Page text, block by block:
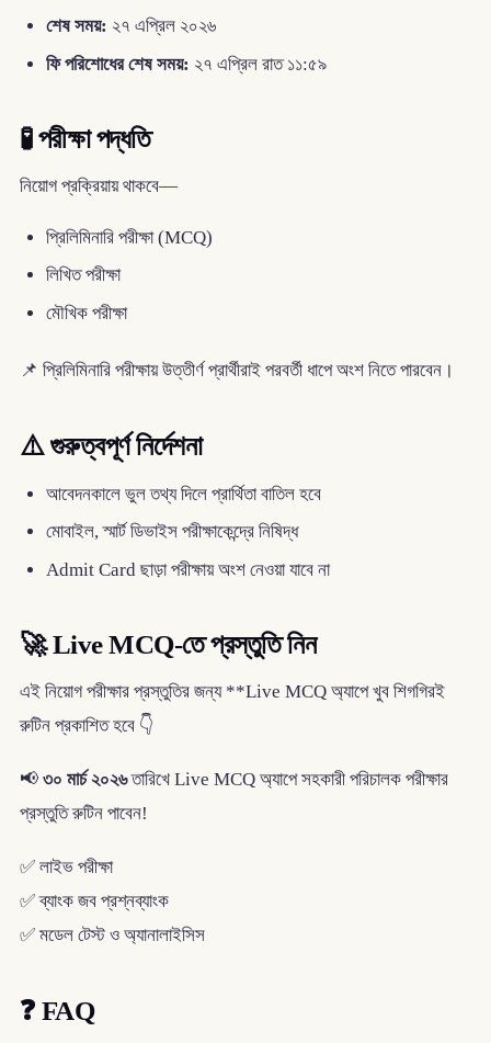
শেষ সময়: ২৭ এপ্রিল ২০২৬
ফি পরিশোধের শেষ সময়: ২৭ এপ্রিল রাত ১১:৫৯
🧪 পরীক্ষা পদ্ধতি
নিয়োগ প্রক্রিয়ায় থাকবে—
প্রিলিমিনারি পরীক্ষা (MCQ)
লিখিত পরীক্ষা
মৌখিক পরীক্ষা
📌 প্রিলিমিনারি পরীক্ষায় উত্তীর্ণ প্রার্থীরাই পরবর্তী ধাপে অংশ নিতে পারবেন।
⚠️ গুরুত্বপূর্ণ নির্দেশনা
আবেদনকালে ভুল তথ্য দিলে প্রার্থিতা বাতিল হবে
মোবাইল, স্মার্ট ডিভাইস পরীক্ষাকেন্দ্রে নিষিদ্ধ
Admit Card ছাড়া পরীক্ষায় অংশ নেওয়া যাবে না
🚀 Live MCQ-তে প্রস্তুতি নিন
এই নিয়োগ পরীক্ষার প্রস্তুতির জন্য **Live MCQ অ্যাপে খুব শিগগিরই
রুটিন প্রকাশিত হবে 👇
📢 ৩০ মার্চ ২০২৬তারিখে Live MCQ অ্যাপে সহকারী পরিচালক পরীক্ষার
প্রস্তুতি রুটিন পাবেন!
✅ লাইভ পরীক্ষা
✅ ব্যাংক জব প্রশ্নব্যাংক
✅ মডেল টেস্ট ও অ্যানালাইসিস
❓ FAQ